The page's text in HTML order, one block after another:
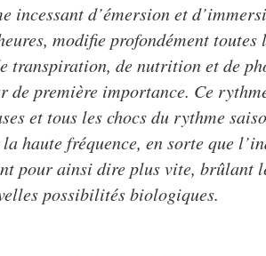
incessant d’émersion et
modifie profondément toutes
transpiration, de nutrition et de
de première importance. Ce
et tous les chocs du rythme
la haute fréquence, en sorte que
pour ainsi dire plus vite, brûlant
possibilités biologiques.